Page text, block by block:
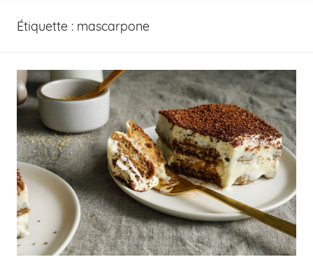
Étiquette : mascarpone